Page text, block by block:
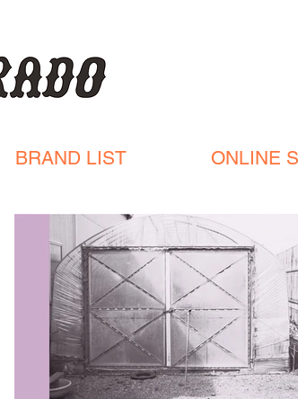
BRAND LIST ONLINE